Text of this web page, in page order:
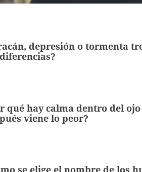
depresión o tormenta
qué hay calma dentro del
viene lo peor?